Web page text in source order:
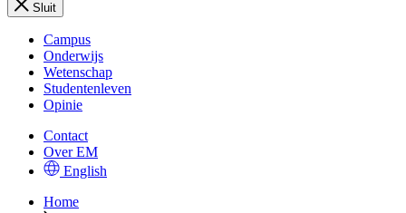
Sluit
Campus
Onderwijs
Wetenschap
Studentenleven
Opinie
Contact
Over EM
English
Home